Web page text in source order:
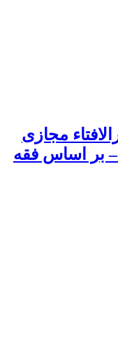
مجازی
بر اساس فقه